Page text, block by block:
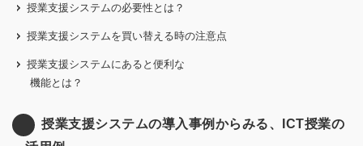
授業支援システムの必要性とは？
授業支援システムを買い替える時の注意点
授業支援システムにあると便利な
機能とは？
授業支援システムの導入事例からみる、ICT授業の